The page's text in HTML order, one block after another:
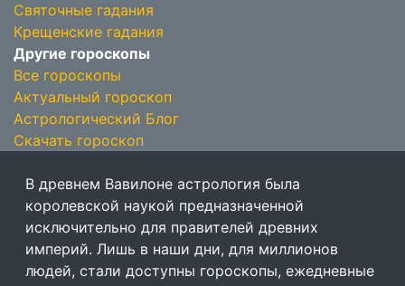
Святочные гадания
Крещенские гадания
Другие гороскопы
Все гороскопы
Актуальный гороскоп
Астрологический Блог
Скачать гороскоп
В древнем Вавилоне астрология была
королевской наукой предназначенной
исключительно для правителей древних
империй. Лишь в наши дни, для миллионов
людей, стали доступны гороскопы, ежедневные